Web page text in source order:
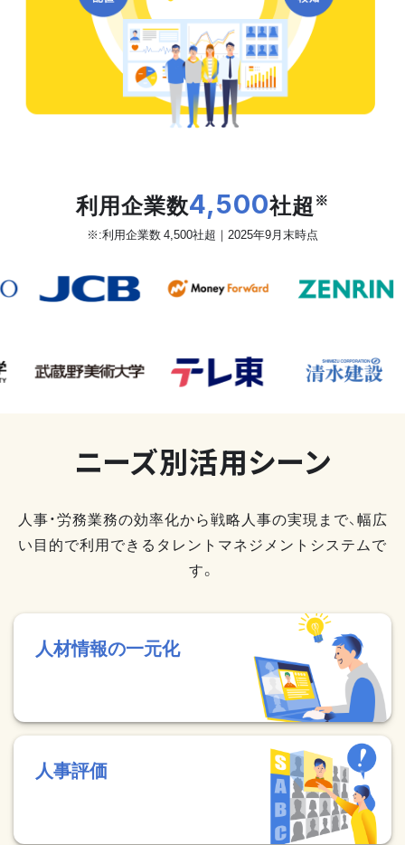
利用企業数4,500社超 ※
※:利用企業数 4,500社超｜2025年9月末時点
ニーズ別活用シーン
人事・労務業務の効率化から戦略人事の実現まで、幅広
い目的で利用できるタレントマネジメントシステムで
す。
人材情報の一元化
人事評価